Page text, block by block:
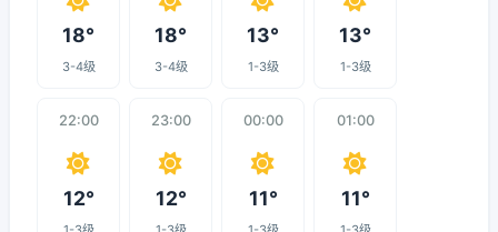
18°
3-4级
18°
3-4级
13°
1-3级
13°
1-3级
22:00
12°
23:00
12°
00:00
11°
01:00
11°